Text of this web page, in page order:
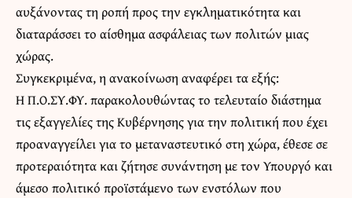
αυξάνοντας τη ροπή προς την εγκληματικότητα και
διαταράσσει το αίσθημα ασφάλειας των πολιτών μιας
χώρας.
Συγκεκριμένα, η ανακοίνωση αναφέρει τα εξής:
Η Π.Ο.ΣΥ.ΦΥ. παρακολουθώντας το τελευταίο διάστημα
τις εξαγγελίες της Κυβέρνησης για την πολιτική που έχει
προαναγγείλει για το μεταναστευτικό στη χώρα, έθεσε σε
προτεραιότητα και ζήτησε συνάντηση με τον Υπουργό και
άμεσο πολιτικό προϊστάμενο των ενστόλων που